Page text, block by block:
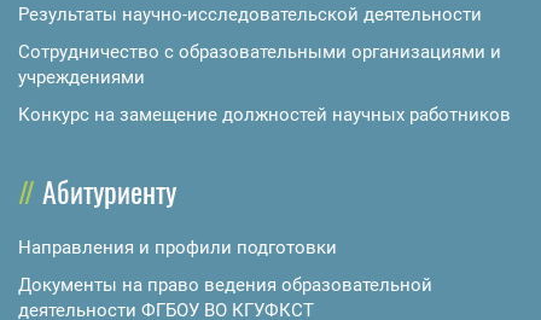
Результаты научно-исследовательской деятельности
Сотрудничество с образовательными организациями и
учреждениями
Конкурс на замещение должностей научных работников
Абитуриенту
Направления и профили подготовки
Документы на право ведения образовательной
деятельности ФГБОУ ВО КГУФКСТ